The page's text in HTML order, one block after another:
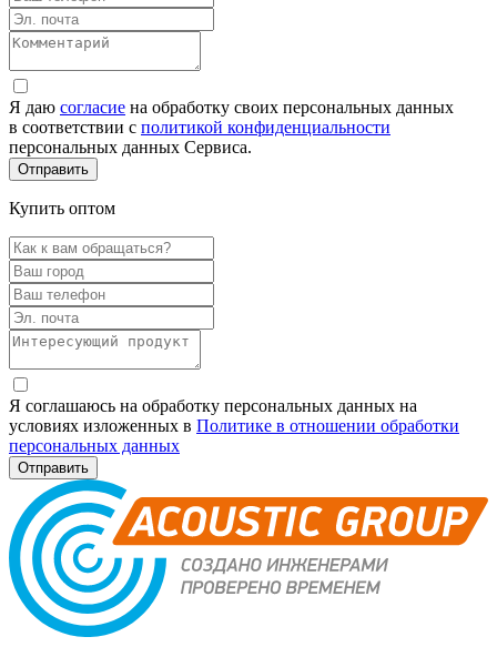
Я даю согласие на обработку своих персональных данных
в соответствии с политикой конфиденциальности
персональных данных Сервиса.
Купить оптом
Я соглашаюсь на обработку персональных данных на
условиях изложенных в Политике в отношении обработки
персональных данных